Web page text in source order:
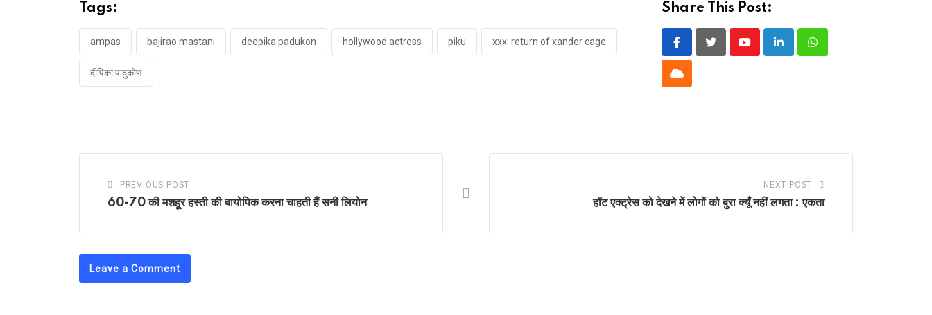
Tags:
ampas bajirao mastani deepika padukon hollywood actress piku xxx: return of xander cage
दीपिका पादुकोण
Share This Post:
YoutubeLinkedInWhatsapp
Cloud
PREVIOUS POST
60-70 की मशहूर हस्ती की बायोपिक करना चाहती हैं सनी लियोन
NEXT POST
हॉट एक्ट्रेस को देखने में लोगों को बुरा क्यूँ नहीं लगता : एकता
Leave a Comment